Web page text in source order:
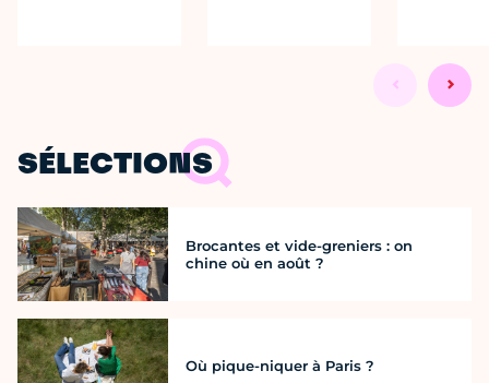
SÉLECTIONS
Brocantes et vide-greniers : on
chine où en août ?
Où pique-niquer à Paris ?